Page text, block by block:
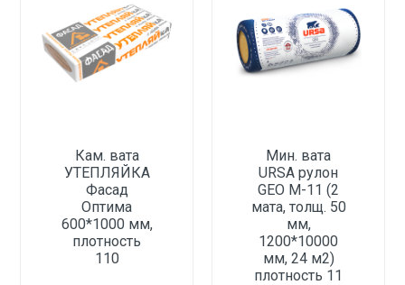
Кам. вата
УТЕПЛЯЙКА
Фасад
Оптима
600*1000 мм,
плотность
110
Мин. вата
URSA рулон
GEO М-11 (2
мата, толщ. 50
мм,
1200*10000
мм, 24 м2)
плотность 11